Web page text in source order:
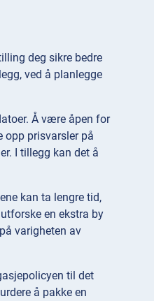
deg sikre bedre
ved å planlegge
Å være åpen for
opp prisvarsler på
I tillegg kan det å
kan ta lengre tid,
en ekstra by
varigheten av
til det
å pakke en